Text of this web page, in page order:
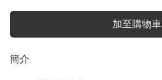
加至購物車
簡介